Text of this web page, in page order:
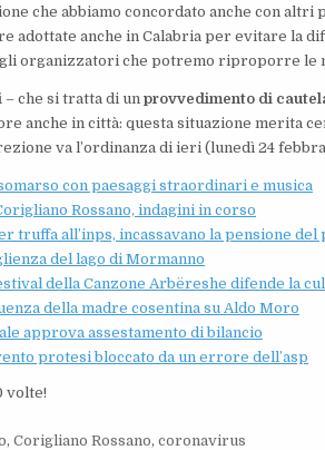
che abbiamo concordato anche con
adottate anche in Calabria per evitare la
organizzatori che potremo riproporre le
– che si tratta di unprovvedimento di
anche in città: questa situazione merita
va l’ordinanza di ieri (lunedì 24
con paesaggi straordinari e musica
Rossano, indagini in corso
truffa all’inps, incassavano la pensione del
del lago di Mormanno
della Canzone Arbëreshe difende la
della madre cosentina su Aldo Moro
approva assestamento di bilancio
protesi bloccato da un errore dell’asp
volte!
,Corigliano Rossano,coronavirus